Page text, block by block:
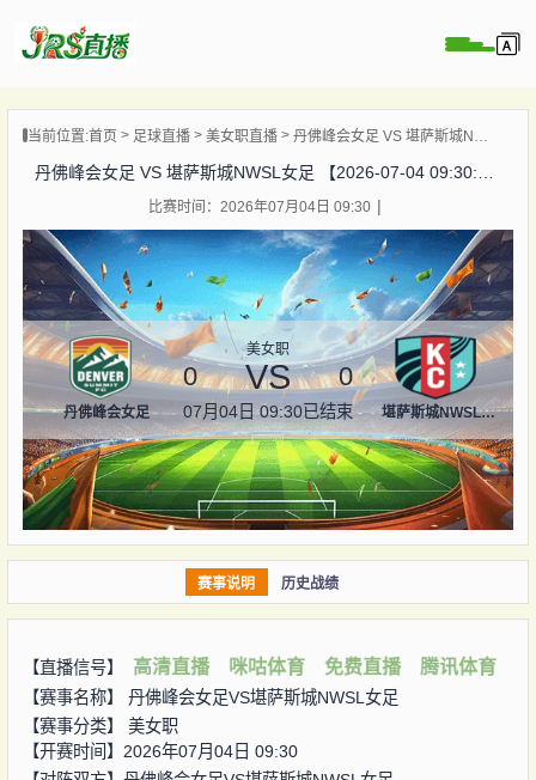
播
播
像
讯
直播
当前位置:首页 足球直播 美女职直播 丹佛峰会女足 VS 堪萨斯城NWSL女足 【2026-07-04 09:30:00】
丹佛峰会女足 VS 堪萨斯城NWSL女足 【2026-07-04 09:30:00】
比赛时间：2026年07月04日 09:30
丹佛峰会女足
美女职
0 VS 0
07月04日 09:30已结束 堪萨斯城NWSL女足
赛事说明 历史战绩
【直播信号】 高清直播 咪咕体育 免费直播 腾讯体育
【赛事名称】 丹佛峰会女足VS堪萨斯城NWSL女足
【赛事分类】 美女职
【开赛时间】2026年07月04日 09:30